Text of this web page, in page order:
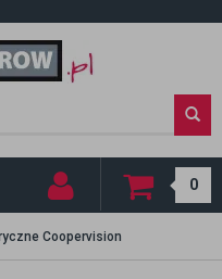
0
Coopervision